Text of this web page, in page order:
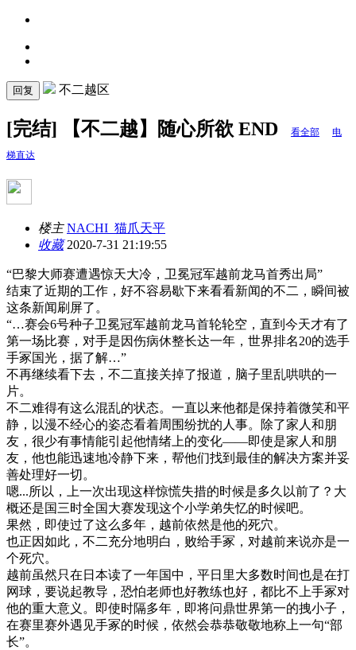
回复 不二越区
[完结] 【不二越】随心所欲 END 看全部 电
梯直达
楼主 NACHI_猫爪天平
收藏2020-7-31 21:19:55
“巴黎大师赛遭遇惊天大冷，卫冕冠军越前龙马首秀出局”
结束了近期的工作，好不容易歇下来看看新闻的不二，瞬间被
这条新闻刷屏了。
“…赛会6号种子卫冕冠军越前龙马首轮轮空，直到今天才有了
第一场比赛，对手是因伤病休整长达一年，世界排名20的选手
手冢国光，据了解…”
不再继续看下去，不二直接关掉了报道，脑子里乱哄哄的一
片。
不二难得有这么混乱的状态。一直以来他都是保持着微笑和平
静，以漫不经心的姿态看着周围纷扰的人事。除了家人和朋
友，很少有事情能引起他情绪上的变化——即使是家人和朋
友，他也能迅速地冷静下来，帮他们找到最佳的解决方案并妥
善处理好一切。
嗯...所以，上一次出现这样惊慌失措的时候是多久以前了？大
概还是国三时全国大赛发现这个小学弟失忆的时候吧。
果然，即使过了这么多年，越前依然是他的死穴。
也正因如此，不二充分地明白，败给手冢，对越前来说亦是一
个死穴。
越前虽然只在日本读了一年国中，平日里大多数时间也是在打
网球，要说起教导，恐怕老师也好教练也好，都比不上手冢对
他的重大意义。即使时隔多年，即将问鼎世界第一的拽小子，
在赛里赛外遇见手冢的时候，依然会恭恭敬敬地称上一句“部
长”。